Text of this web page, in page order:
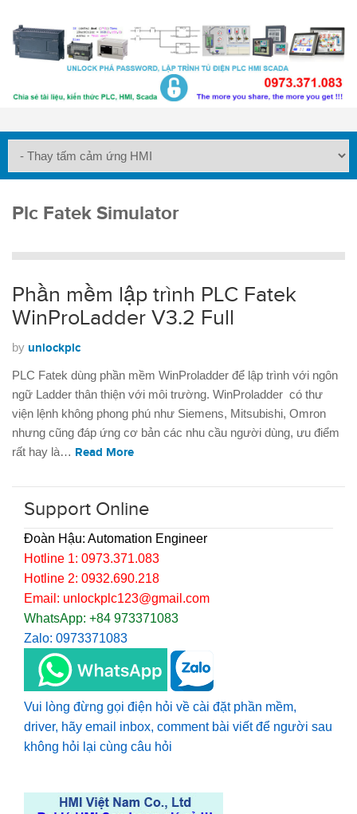
Plc Fatek Simulator
Phần mềm lập trình PLC Fatek
WinProLadder V3.2 Full
by unlockplc
PLC Fatek dùng phần mềm WinProladder để lập trình với ngôn
ngữ Ladder thân thiện với môi trường. WinProladder có thư
viện lệnh không phong phú như Siemens, Mitsubishi, Omron
nhưng cũng đáp ứng cơ bản các nhu cầu người dùng, ưu điểm
rất hay là… Read More
Support Online
Đoàn Hậu: Automation Engineer
Hotline 1: 0973.371.083
Hotline 2: 0932.690.218
Email: unlockplc123@gmail.com
WhatsApp: +84 973371083
Zalo: 0973371083
Vui lòng đừng gọi điện hỏi về cài đặt phần mềm,
driver, hãy email inbox, comment bài viết để người sau
không hỏi lại cùng câu hỏi